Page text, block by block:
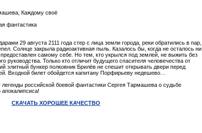
Каждому своё
фантастика
29 августа 2111 года стер с лица земли города, реки обратились в пар,
Солнце закрыла радиоактивная пыль. Казалось бы, когда не осталось ни
самому себе. Но тем, кто укрылся под землей, не выжить без
руководства. Только кто отличит будущего спасителя человечества от
элитный бункер полковник Брилёв не спешит открывать двери перед
Входной билет обойдется капитану Порфирьеву недешево…
российской боевой фантастики Сергея Тармашева о судьбе
СКАЧАТЬ ХОРОШЕЕ КАЧЕСТВО